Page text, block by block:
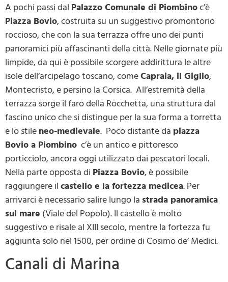
A pochi passi dal Palazzo Comunale di Piombinoc’è
Piazza Bovio, costruita su un suggestivo promontorio
roccioso, che con la sua terrazza offre uno dei punti
panoramici più affascinanti della città. Nelle giornate più
limpide, da qui è possibile scorgere addirittura le altre
isole dell’arcipelago toscano, comeCapraia, il Giglio,
Montecristo, e persino la Corsica. All’estremità della
terrazza sorge il faro della Rocchetta, una struttura dal
fascino unico che si distingue per la sua forma a torretta
e lo stile neo-medievale. Poco distante da piazza
Bovio a Piombino c’è un antico e pittoresco
porticciolo, ancora oggi utilizzato dai pescatori locali.
Nella parte opposta di Piazza Bovio, è possibile
raggiungere il castello e la fortezza medicea. Per
arrivarci è necessario salire lungo la strada panoramica
sul mare (Viale del Popolo). Il castello è molto
suggestivo e risale al XIII secolo, mentre la fortezza fu
aggiunta solo nel 1500, per ordine di Cosimo de’ Medici.
Canali di Marina